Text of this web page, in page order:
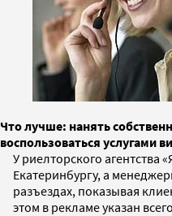
Что лучше: нанять
воспользоваться услугами
У риелторского агентства
Екатеринбургу, а
разъездах, показывая
этом в рекламе указан